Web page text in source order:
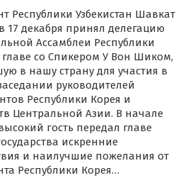
Республики Узбекистан Шавкат
17 декабря принял делегацию
Ассамблеи Республики
главе со Спикером У Вон Шиком,
в нашу страну для участия в
руководителей
Республики Корея и
Центральной Азии. В начале
гость передал главе
искренние
и наилучшие пожелания от
Республики Корея…